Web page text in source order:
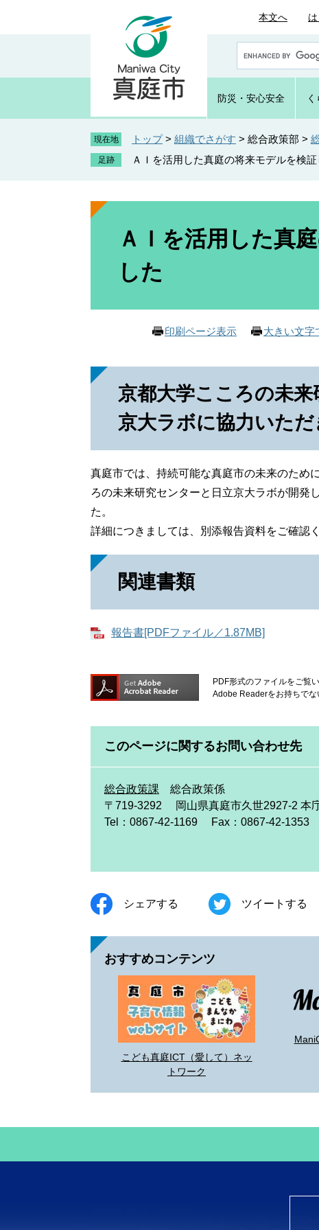
本文へ
o
e
カ
タ
防災・ 安心安全 く
現在地 トップ > 組織でさがす > 総合政策部 >
ＡＩを活用した真庭の将来モデルを検証
本
ＡＩを活用した真
した
印刷ページ表示 大きい文字
京都大学こころの未
京大ラボに協力いただ
真庭市では、持続可能な真庭市の未来のため
ろの未来研究センターと日立京大ラボが開発
た。
詳細につきましては、別添報告資料をご確認く
関連書類
報告書[PDFファイル／1.87MB]
PDF形式のファイルをご覧
Adobe Readerをお持ちでな
このページに関するお問い合わせ先
総合政策課
総合政策係
〒719-3292
岡山県真庭市久世2927-2 本
Tel：0867-42-1169
Fax：0867-42-1353
シェアする ツイートする
おすすめコンテンツ
こども真庭ICT（愛して）ネッ
トワーク